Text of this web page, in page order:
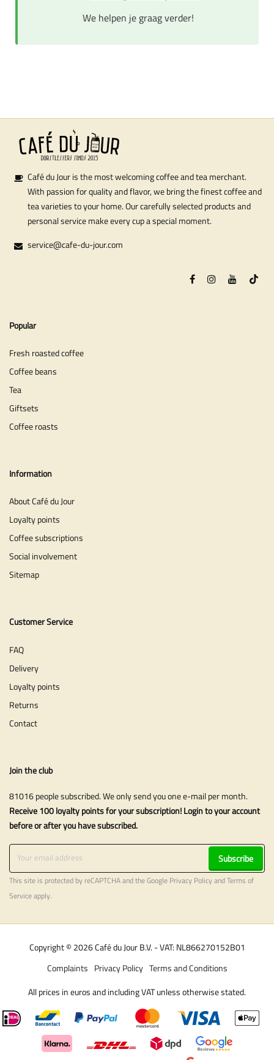
We helpen je graag verder!
Café du Jour is the most welcoming coffee and tea merchant.
With passion for quality and flavor, we bring the finest coffee and
tea varieties to your home. Our carefully selected products and
personal service make every cup a special moment.
service@cafe-du-jour.com
Popular
Fresh roasted coffee
Coffee beans
Tea
Giftsets
Coffee roasts
Information
About Café du Jour
Loyalty points
Coffee subscriptions
Social involvement
Sitemap
Customer Service
FAQ
Delivery
Loyalty points
Returns
Contact
Join the club
81016 people subscribed. We only send you one e-mail per month.
Receive 100 loyalty points for your subscription! Login to your account
before or after you have subscribed.
Subscribe
This site is protected by reCAPTCHA and the Google Privacy PolicyandTerms of
Serviceapply.
Copyright © 2026 Café du Jour B.V. - VAT: NL866270152B01
Terms and Conditions
Privacy Policy
Complaints
All prices in euros and including VAT unless otherwise stated.